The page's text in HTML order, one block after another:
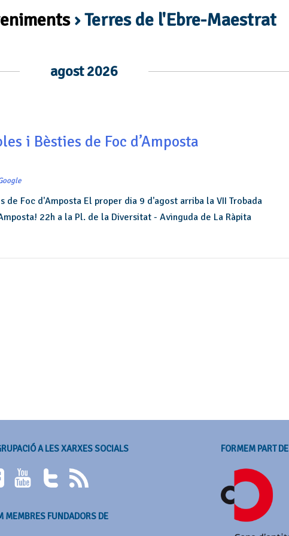
› Terres de l'Ebre-Maestrat
agost 2026
i Bèsties de Foc d’Amposta
de Foc d'Amposta El proper dia 9 d'agost arriba la VII Trobada
22h a la Pl. de la Diversitat - Avinguda de La Ràpita
A LES XARXES SOCIALS
MEMBRES FUNDADORS DE
FORMEM PART DE